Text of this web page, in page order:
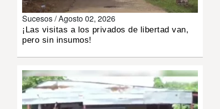
DEPORTES
MUNDO
INSÓLITAS
MULTIMEDIA
Sucesos /Agosto 02, 2026
¡Las visitas a los privados de libertad van,
pero sin insumos!